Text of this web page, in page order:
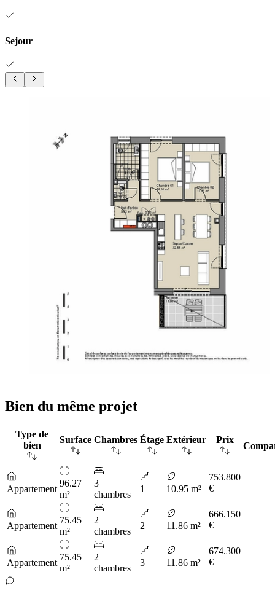
Sejour
Bien du même projet
Type de
bien
Surface Chambres Étage Extérieur Prix
Appartement
96.27
m²
3
chambres
1 10.95 m²
753.800
€
Appartement
75.45
m²
2
chambres
2 11.86 m²
666.150
€
Appartement
75.45
m²
2
chambres
3 11.86 m²
674.300
€